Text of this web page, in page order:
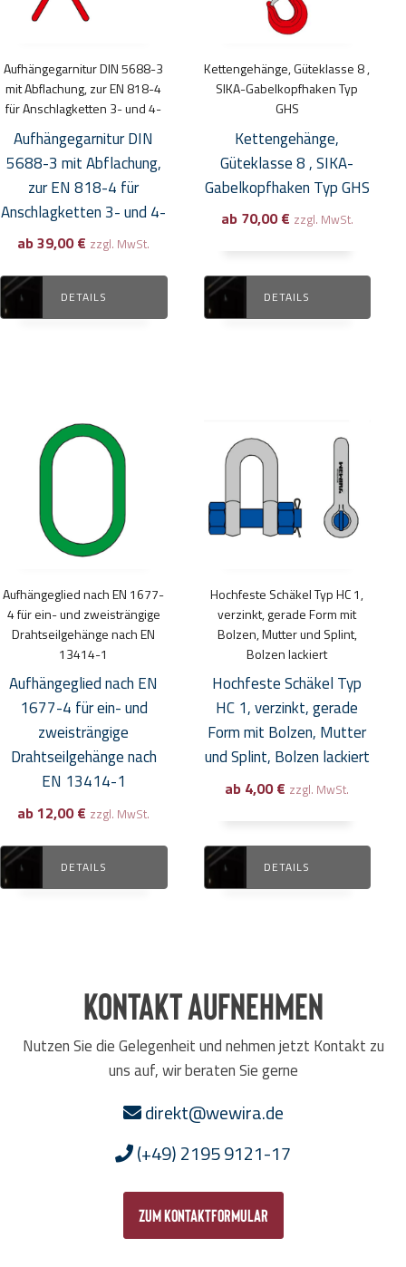
Aufhängegarnitur DIN 5688-3
mit Abflachung, zur EN 818-4
für Anschlagketten 3- und 4-
Aufhängegarnitur DIN
5688-3 mit Abflachung,
zur EN 818-4 für
Anschlagketten 3- und 4-
ab39,00€ zzgl. MwSt.
DETAILS
Optionen
können
auf
der
Produktseite
gewählt
werden
Kettengehänge, Güteklasse 8 ,
SIKA-Gabelkopfhaken Typ
GHS
Kettengehänge,
Güteklasse 8 , SIKA-
Gabelkopfhaken Typ GHS
ab 70,00€ zzgl. MwSt.
DETAILS
Optionen
können
Produktseite
gewählt
Aufhängeglied nach EN 1677-
4 für ein- und zweisträngige
Drahtseilgehänge nach EN
13414-1
Aufhängeglied nach EN
1677-4 für ein- und
zweisträngige
Drahtseilgehänge nach
EN 13414-1
ab 12,00€ zzgl. MwSt.
DETAILS
Produkt
Varianten
können
auf
Produktseite
gewählt
werden
Hochfeste Schäkel Typ HC 1,
verzinkt, gerade Form mit
Bolzen, Mutter und Splint,
Bolzen lackiert
Hochfeste Schäkel Typ
HC 1, verzinkt, gerade
Form mit Bolzen, Mutter
und Splint, Bolzen lackiert
ab 4,00€ zzgl. MwSt.
DETAILS
Produkt
weist
Varianten
auf.
können
auf
Produktseite
gewählt
werden
Kontakt aufnehmen
Nutzen Sie die Gelegenheit und nehmen jetzt Kontakt zu
uns auf, wir beraten Sie gerne
direkt@wewira.de
(+49) 2195 9121-17
zum Kontaktformular